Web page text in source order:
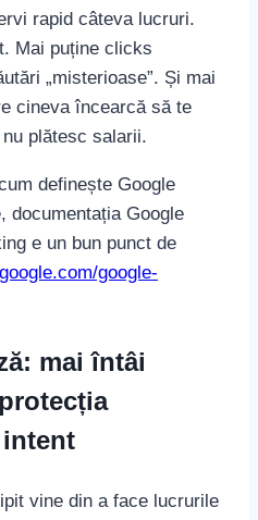
rapid câteva lucruri.
Mai puține clicks
„misterioase”. Și mai
cineva încearcă să te
plătesc salarii.
definește Google
documentația Google
e un bun punct de
google-
mai întâi
vine din a face lucrurile